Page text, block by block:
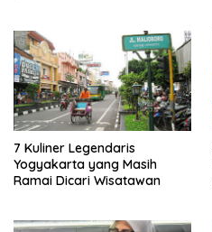
7 Kuliner Legendaris
Yogyakarta yang Masih
Ramai Dicari Wisatawan